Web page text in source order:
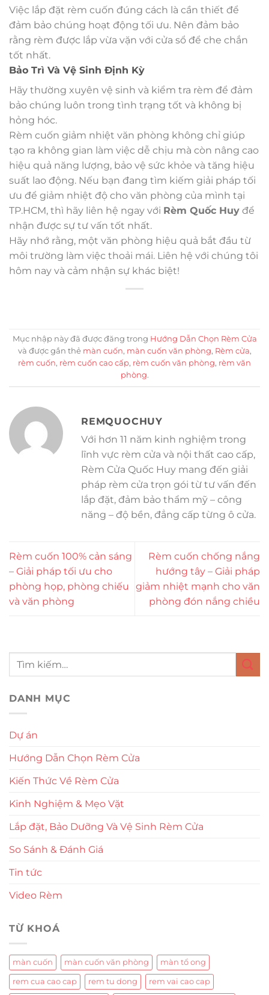
Việc lắp đặt rèm cuốn đúng cách là cần thiết để
đảm bảo chúng hoạt động tối ưu. Nên đảm bảo
rằng rèm được lắp vừa vặn với cửa sổ để che chắn
tốt nhất.
Bảo Trì Và Vệ Sinh Định Kỳ
Hãy thường xuyên vệ sinh và kiểm tra rèm để đảm
bảo chúng luôn trong tình trạng tốt và không bị
hỏng hóc.
Rèm cuốn giảm nhiệt văn phòng không chỉ giúp
tạo ra không gian làm việc dễ chịu mà còn nâng cao
hiệu quả năng lượng, bảo vệ sức khỏe và tăng hiệu
suất lao động. Nếu bạn đang tìm kiếm giải pháp tối
ưu để giảm nhiệt độ cho văn phòng của mình tại
TP.HCM, thì hãy liên hệ ngay với Rèm Quốc Huy để
nhận được sự tư vấn tốt nhất.
Hãy nhớ rằng, một văn phòng hiệu quả bắt đầu từ
môi trường làm việc thoải mái. Liên hệ với chúng tôi
hôm nay và cảm nhận sự khác biệt!
Mục nhập này đã được đăng trong Hướng Dẫn Chọn Rèm Cửa
và được gắn thẻ màn cuốn, màn cuốn văn phòng, Rèm cửa,
rèm cuốn, rèm cuốn cao cấp, rèm cuốn văn phòng, rèm văn
phòng.
REMQUOCHUY
Với hơn 11 năm kinh nghiệm trong
lĩnh vực rèm cửa và nội thất cao cấp,
Rèm Cửa Quốc Huy mang đến giải
pháp rèm cửa trọn gói từ tư vấn đến
lắp đặt, đảm bảo thẩm mỹ – công
năng – độ bền, đẳng cấp từng ô cửa.
Rèm cuốn 100% cản sáng
– Giải pháp tối ưu cho
phòng họp, phòng chiếu
và văn phòng
Rèm cuốn chống nắng
hướng tây – Giải pháp
giảm nhiệt mạnh cho văn
phòng đón nắng chiều
DANH MỤC
Dự án
Hướng Dẫn Chọn Rèm Cửa
Kiến Thức Về Rèm Cửa
Kinh Nghiệm & Mẹo Vặt
Lắp đặt, Bảo Dưỡng Và Vệ Sinh Rèm Cửa
So Sánh & Đánh Giá
Tin tức
Video Rèm
TỪ KHOÁ
màn cuốn màn cuốn văn phòng màn tổ ong
rem cua cao cap rem tu dong rem vai cao cap